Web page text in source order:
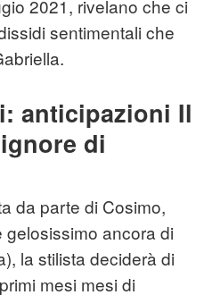
2021, rivelano che ci
sentimentali che
anticipazioni Il
di
da parte di Cosimo,
ancora di
la stilista deciderà di
mesi mesi di